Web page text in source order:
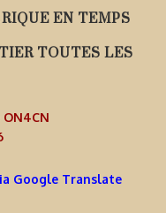
EN TEMPS
TOUTES LES
Google Translate